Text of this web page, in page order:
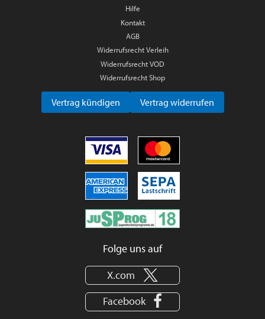
Hilfe
Kontakt
AGB
Widerrufsrecht Verleih
Widerrufsrecht VOD
Widerrufsrecht Shop
Vertrag kündigen Vertrag widerrufen
Folge uns auf
X.com
Facebook